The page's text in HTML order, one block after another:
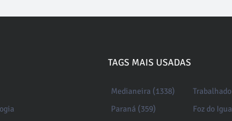
TAGS MAIS USADAS
Medianeira (1338)
Paraná (359)
Foz do